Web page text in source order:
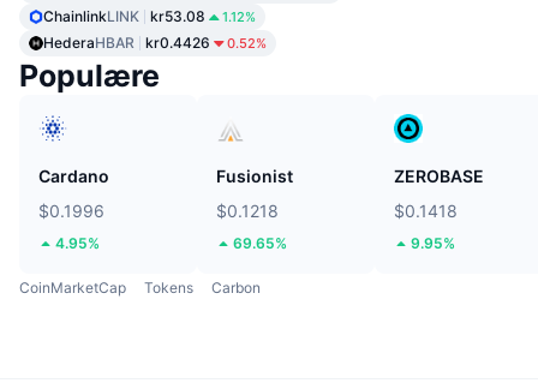
ChainlinkLINK kr53.08 1.12%
HederaHBAR kr0.4426 0.52%
Populære
Cardano
$0.1996
4.95%
Fusionist
$0.1218
69.65%
ZEROBASE
$0.1418
9.95%
CoinMarketCap Tokens Carbon